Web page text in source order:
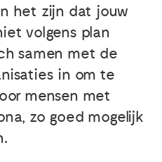
het zijn dat jouw
volgens plan
samen met de
in om te
mensen met
zo goed mogelijk